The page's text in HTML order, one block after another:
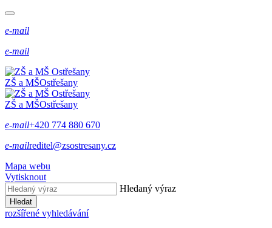
e-mail
e-mail
ZŠ a MŠOstřešany
ZŠ a MŠOstřešany
e-mail+420 774 880 670
e-mailreditel@zsostresany.cz
Mapa webu
Vytisknout
Hledaný výraz
Hledat
rozšířené vyhledávání